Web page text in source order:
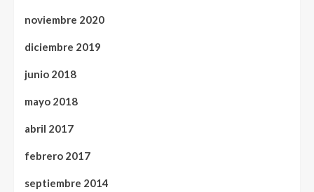
noviembre 2020
diciembre 2019
junio 2018
mayo 2018
abril 2017
febrero 2017
septiembre 2014